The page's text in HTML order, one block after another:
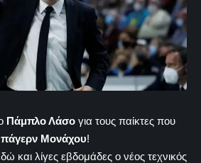
Πάμπλο Λάσο για τους παίκτες που
Μονάχου!
και λίγες εβδομάδες ο νέος τεχνικός